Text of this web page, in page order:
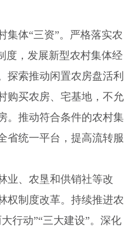
集体“三资”。 严格落实农
度，发展新型农村集体经
探索推动闲置农房盘活利
购买农房、宅基地，不允
。推动符合条件的农村集
省统一平台，提高流转服
业、农垦和供销社等改
权制度改革。持续推进农
行动”“三大建设”。深化